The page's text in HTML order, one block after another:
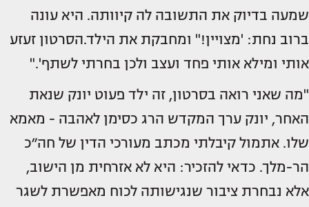
שמעה בדיוק את התשובה לה קיוותה. היא עונה
ברוב נחת: 'מצויין!" ומחבקת את הילד.הסרטון זעזע
אותי ומילא אותי פחד ועצב ולכן בחרתי לשתף'."
"מה שאני רואה בסרטון, זה ילד פעוט יונק שנאת
האחר, יונק ערך המקדש הרג כסימן לאהבה - מאמא
שלו. אתמול קיבלתי מכתב מעורכי הדין של חה״כ
הר-מלך. כדאי להזכיר: היא לא אזרחית מן הישוב,
אלא נבחרת ציבור שנגישותה לכוח מאפשרת לשגר